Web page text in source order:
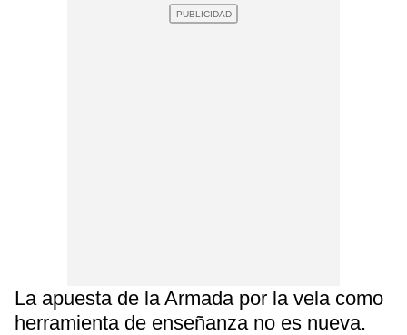
La apuesta de la Armada por la vela como
herramienta de enseñanza no es nueva.